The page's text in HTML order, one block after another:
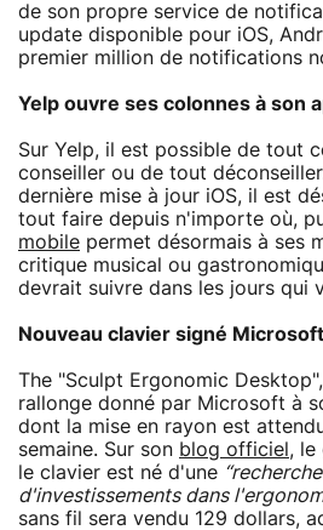
de son propre service de
update disponible pour iOS,
premier million de notifications
Yelp ouvre ses colonnes à son
Sur Yelp, il est possible de tout
conseiller ou de tout
dernière mise à jour iOS, il est
tout faire depuis n'importe où,
mobile permet désormais à ses
critique musical ou
devrait suivre dans les jours qui
Nouveau clavier signé Microsoft
The "Sculpt Ergonomic
rallonge donné par Microsoft à
dont la mise en rayon est
semaine. Sur son blog officiel , le
le clavier est né d'une
d'investissements dans
sans fil sera vendu 129 dollars,